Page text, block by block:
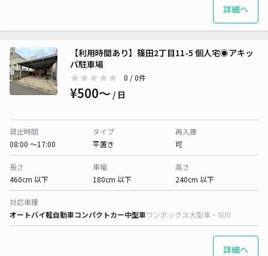
詳細へ
【利用時間あり】篠田2丁目11-5 個人宅◉アキッ
パ駐車場
0 / 0件
¥500〜 / 日
貸出時間
08:00 〜17:00
タイプ
平置き
再入庫
可
長さ
460cm 以下
車幅
180cm 以下
高さ
240cm 以下
対応車種
オートバイ軽自動車コンパクトカー中型車ワンボックス大型車・SUV
詳細へ